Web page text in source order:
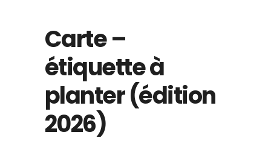
Carte –
étiquette à
planter (édition
2026)